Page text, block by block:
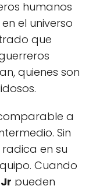
humanos
el universo
que
quienes son
a
Sin
en su
Cuando
pueden